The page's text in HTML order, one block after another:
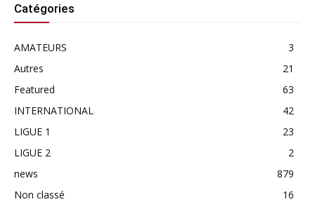
Catégories
AMATEURS
3
Autres
21
Featured
63
INTERNATIONAL
42
LIGUE 1
23
LIGUE 2
2
news
879
Non classé
16